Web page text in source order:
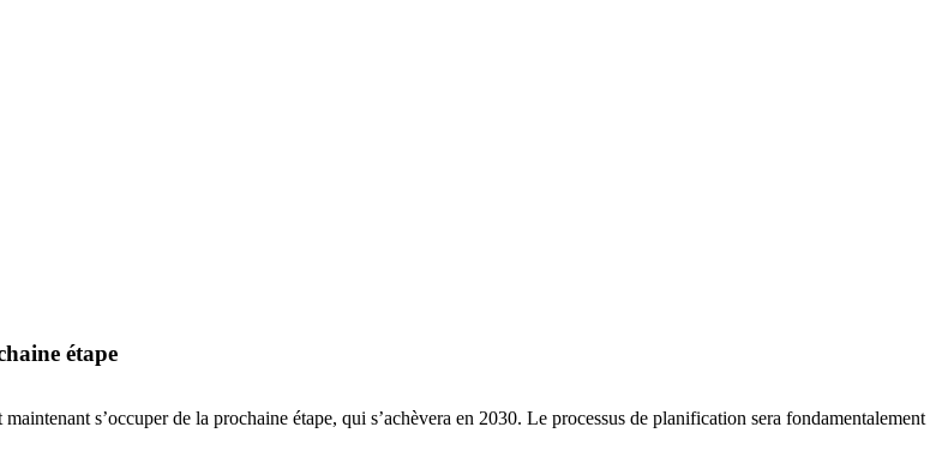
étape
s’occuper de la prochaine étape, qui s’achèvera en 2030. Le processus de planification sera fondamentalement